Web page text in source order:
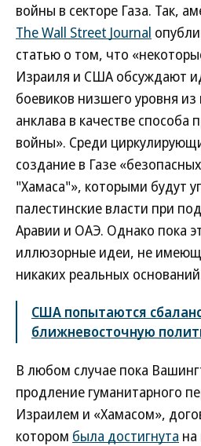
войны в секторе Газа. Так,
The Wall Street Journal
статью о том, что
Израиля и США обсуждают
боевиков низшего уровня из
анклава в качестве способа
войны». Среди
создание в Газе
"Хамаса"», которыми будут
палестинские власти при
Аравии и ОАЭ. Однако пока
иллюзорные идеи, не
никаких реальных
США попытаются
ближневосточную
В любом случае пока
продление гуманитарного
Израилем и «Хамасом»,
котором была достигнута